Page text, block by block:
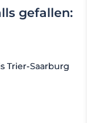
gefallen:
Trier-Saarburg